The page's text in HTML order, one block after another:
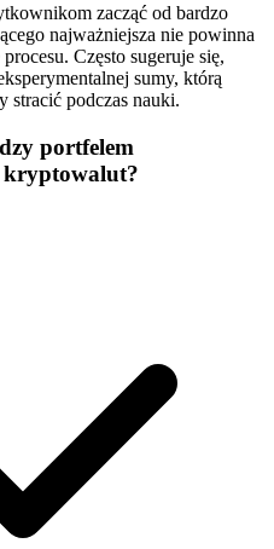
zacząć od bardzo
najważniejsza nie powinna
Często sugeruje się,
sumy, którą
stracić podczas nauki.
portfelem
kryptowalut?